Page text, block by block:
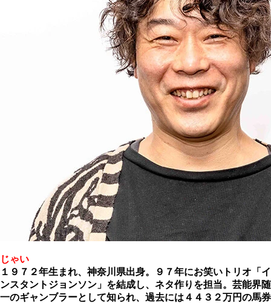
じゃい
１９７２年生まれ、神奈川県出身。９７年にお笑いトリオ「イ
ンスタントジョンソン」を結成し、ネタ作りを担当。芸能界随
一のギャンブラーとして知られ、過去には４４３２万円の馬券